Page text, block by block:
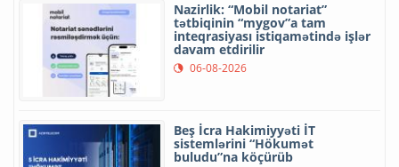
Nazirlik: “Mobil notariat”
tətbiqinin “mygov”a tam
inteqrasiyası istiqamətində işlər
davam etdirilir
06-08-2026
Beş İcra Hakimiyyəti İT
sistemlərini “Hökumət
buludu”na köçürüb